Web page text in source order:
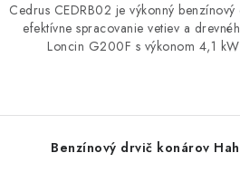
Cedrus CEDRB02 je výkonný
efektívne spracovanie vetiev a
Loncin G200F s výkonom 4,1
Benzínový drvič konárov